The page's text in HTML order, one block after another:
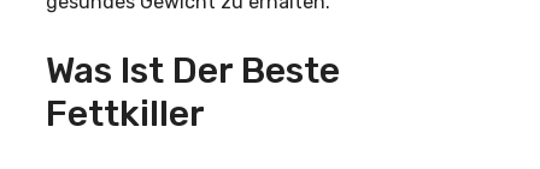
Was Ist Der Beste
Fettkiller